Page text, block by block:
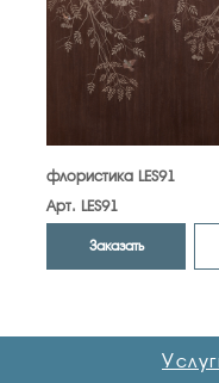
флористика LES91
Арт. LES91
Заказать